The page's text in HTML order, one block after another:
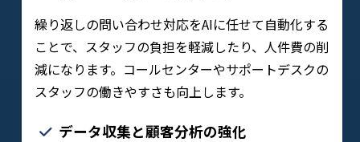
繰り返しの問い合わせ対応をAIに任せて自動化する
ことで、スタッフの負担を軽減したり、人件費の削
減になります。コールセンターやサポートデスクの
スタッフの働きやすさも向上します。
データ収集と顧客分析の強化